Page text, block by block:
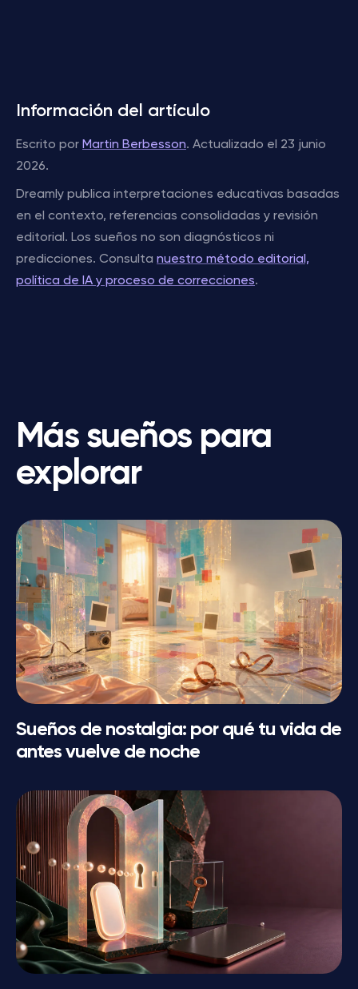
Información del artículo
Escrito por Martin Berbesson. Actualizado el 23 junio
2026.
Dreamly publica interpretaciones educativas basadas
en el contexto, referencias consolidadas y revisión
editorial. Los sueños no son diagnósticos ni
predicciones. Consulta nuestro método editorial,
política de IA y proceso de correcciones.
Más sueños para
explorar
Sueños de nostalgia: por qué tu vida de
antes vuelve de noche